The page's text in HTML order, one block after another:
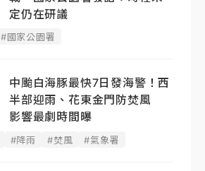
定仍在研議
#國家公園署
中颱白海豚最快7日發海警！西
半部迎雨、花東金門防焚風
影響最劇時間曝
#降雨 #焚風 #氣象署